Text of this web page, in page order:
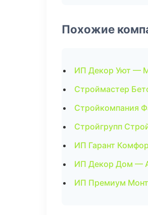
Похожие
ИП Декор Уют —
Строймастер
Стройкомпания
Стройгрупп
ИП Гарант
ИП Декор Дом —
ИП Премиум